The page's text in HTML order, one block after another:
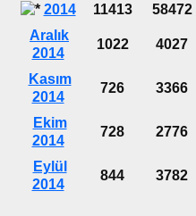
2014 11413 58472
Aralık
2014
1022 4027
Kasım
2014
726 3366
Ekim
2014
728 2776
Eylül
2014
844 3782